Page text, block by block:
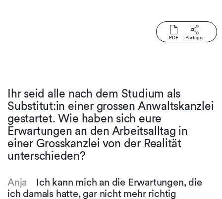
PDF Partager
Ihr seid alle nach dem Studium als
Substitut:in einer grossen Anwaltskanzlei
gestartet. Wie haben sich eure
Erwartungen an den Arbeitsalltag in
einer Grosskanzlei von der Realität
unterschieden?
Anja
Ich kann mich an die Erwartungen, die
ich damals hatte, gar nicht mehr richtig